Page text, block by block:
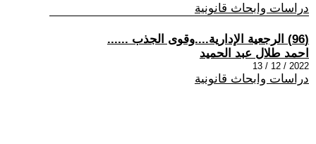
دراسات وابحاث قانونية
(96) الرجعية الإدارية....وقوى الجذب ......
احمد طلال عبد الحميد
2022 / 12 / 13
دراسات وابحاث قانونية